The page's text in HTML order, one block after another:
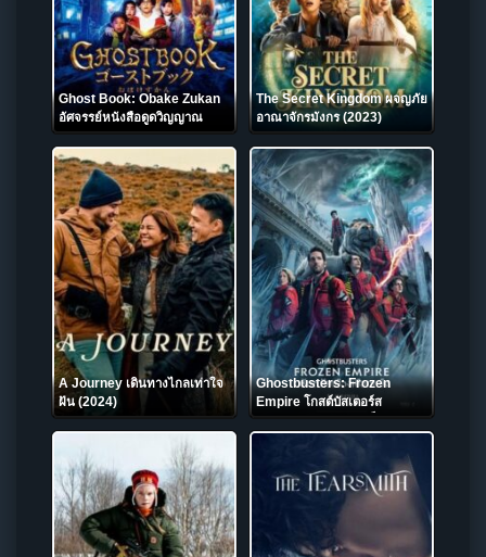
Ghost Book: Obake Zukan
อัศจรรย์หนังสือดูดวิญญาณ
(2022)
The Secret Kingdom ผจญภัย
อาณาจักรมังกร (2023)
A Journey เดินทางไกลเท่าใจ
ฝัน (2024)
Ghostbusters: Frozen
Empire โกสต์บัสเตอร์ส
มหันตภัยเมืองเยือกแข็ง (2024)